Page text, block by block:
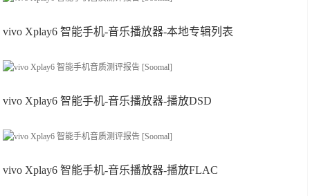
vivo Xplay6 智能手机-音乐播放器-本地专辑列表
vivo Xplay6 智能手机-音乐播放器-播放DSD
vivo Xplay6 智能手机-音乐播放器-播放FLAC